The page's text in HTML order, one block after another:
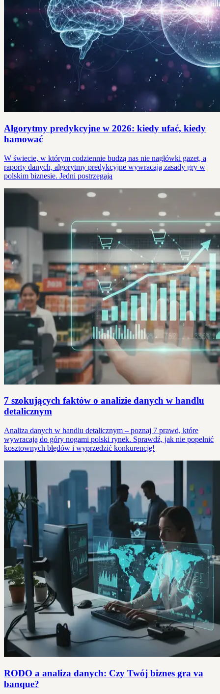
Algorytmy predykcyjne w 2026: kiedy ufać, kiedy
hamować
W świecie, w którym codziennie budzą nas nie nagłówki gazet, a
raporty danych, algorytmy predykcyjne wywracają zasady gry w
polskim biznesie. Jedni postrzegają
7 szokujących faktów o analizie danych w handlu
detalicznym
Analiza danych w handlu detalicznym – poznaj 7 prawd, które
wywracają do góry nogami polski rynek. Sprawdź, jak nie popełnić
kosztownych błędów i wyprzedzić konkurencję!
RODO a analiza danych: Czy Twój biznes gra va
banque?